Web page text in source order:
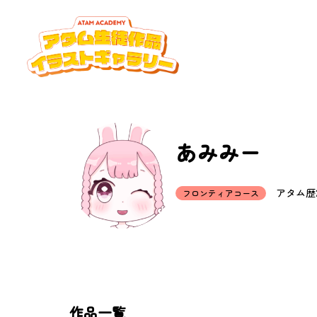
あみみー
フロンティアコース アタム
作品一覧